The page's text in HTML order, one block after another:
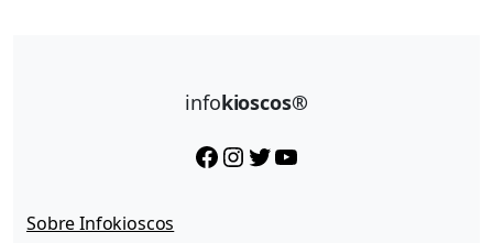
infokioscos®
Facebook InstagramTwitter YouTube
Sobre Infokioscos